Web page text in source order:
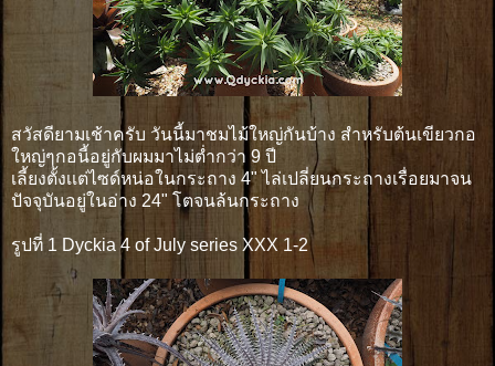
สวัสดียามเช้าครับ วันนี้มาชมไม้ใหญ่กันบ้าง สำหรับต้นเขียวกอ
ใหญ่ๆกอนี้อยู่กับผมมาไม่ต่ำกว่า 9 ปี
เลี้ยงตั้งเเต่ไซด์หน่อในกระถาง 4" ไล่เปลี่ยนกระถางเรื่อยมาจน
ปัจจุบันอยู่ในอ่าง 24" โตจนล้นกระถาง
รูปที่ 1 Dyckia 4 of July series XXX 1-2